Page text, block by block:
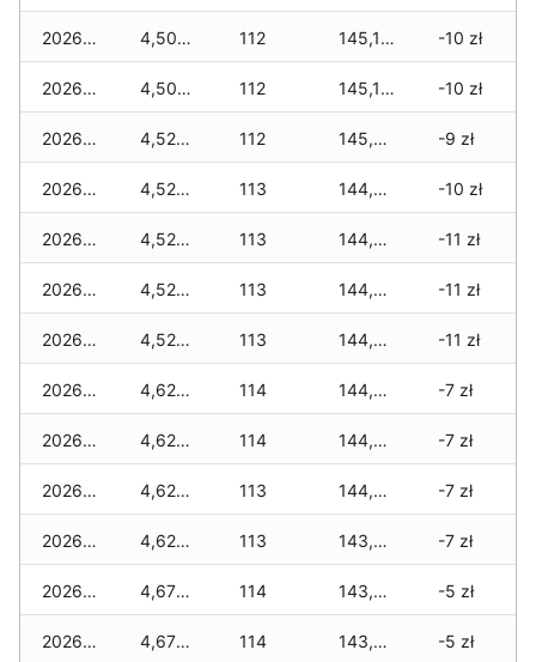
2026-06-19 4,500 zł 112 145,175 zł -10 zł
2026-06-18 4,500 zł 112 145,135 zł -10 zł
2026-06-17 4,525 zł 112 145,050 zł -9 zł
2026-06-16 4,525 zł 113 144,925 zł -10 zł
2026-06-15 4,525 zł 113 144,860 zł -11 zł
2026-06-14 4,525 zł 113 144,810 zł -11 zł
2026-06-13 4,525 zł 113 144,610 zł -11 zł
2026-06-12 4,625 zł 114 144,445 zł -7 zł
2026-06-11 4,625 zł 114 144,345 zł -7 zł
2026-06-10 4,625 zł 113 144,245 zł -7 zł
2026-06-09 4,625 zł 113 143,930 zł -7 zł
2026-06-07 4,675 zł 114 143,780 zł -5 zł
2026-06-06 4,675 zł 114 143,640 zł -5 zł